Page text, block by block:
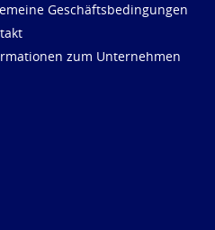
Geschäftsbedingungen
zum Unternehmen